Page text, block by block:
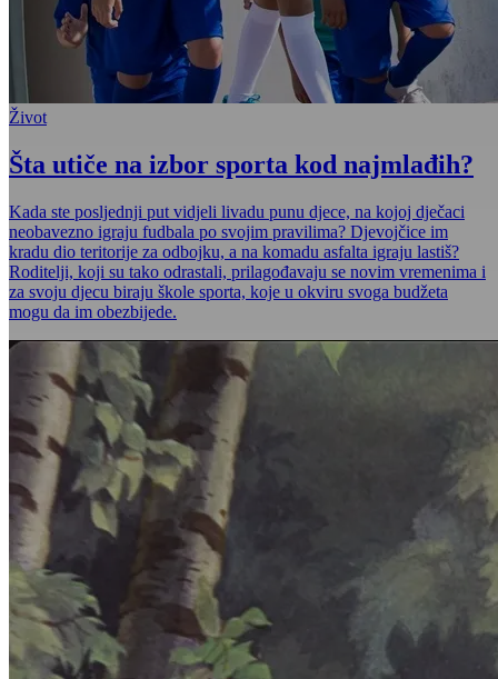
Život
Šta utiče na izbor sporta kod najmlađih?
Kada ste posljednji put vidjeli livadu punu djece, na kojoj dječaci
neobavezno igraju fudbala po svojim pravilima? Djevojčice im
kradu dio teritorije za odbojku, a na komadu asfalta igraju lastiš?
Roditelji, koji su tako odrastali, prilagođavaju se novim vremenima i
za svoju djecu biraju škole sporta, koje u okviru svoga budžeta
mogu da im obezbijede.